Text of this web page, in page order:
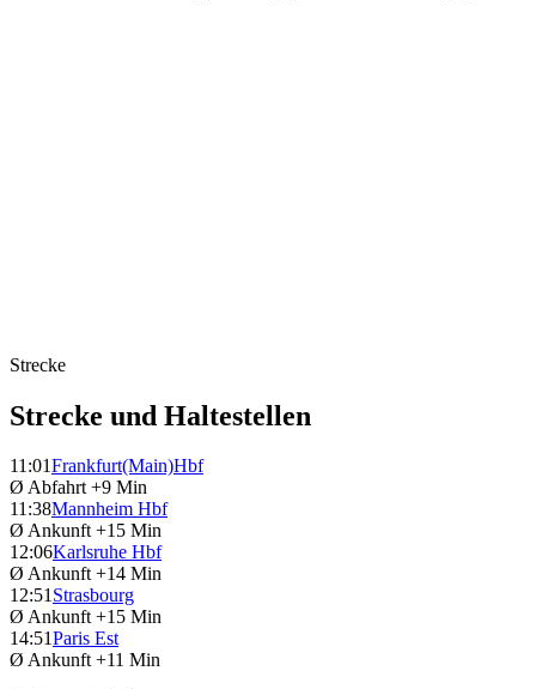
Strecke
Strecke und Haltestellen
11:01Frankfurt(Main)Hbf
Ø Abfahrt +9 Min
11:38Mannheim Hbf
Ø Ankunft +15 Min
12:06Karlsruhe Hbf
Ø Ankunft +14 Min
12:51Strasbourg
Ø Ankunft +15 Min
14:51Paris Est
Ø Ankunft +11 Min